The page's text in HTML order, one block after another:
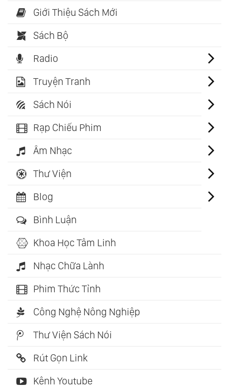
Giới Thiệu Sách Mới
Sách Bộ
Radio
Truyện Tranh
Sách Nói
Rạp Chiếu Phim
Âm Nhạc
Thư Viện
Blog
Bình Luận
Khoa Học Tâm Linh
Nhạc Chữa Lành
Phim Thức Tỉnh
Công Nghệ Nông Nghiệp
Thư Viện Sách Nói
Rút Gọn Link
Kênh Youtube